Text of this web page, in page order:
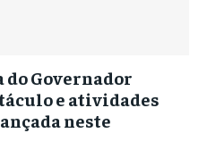
do Governador
e atividades
neste